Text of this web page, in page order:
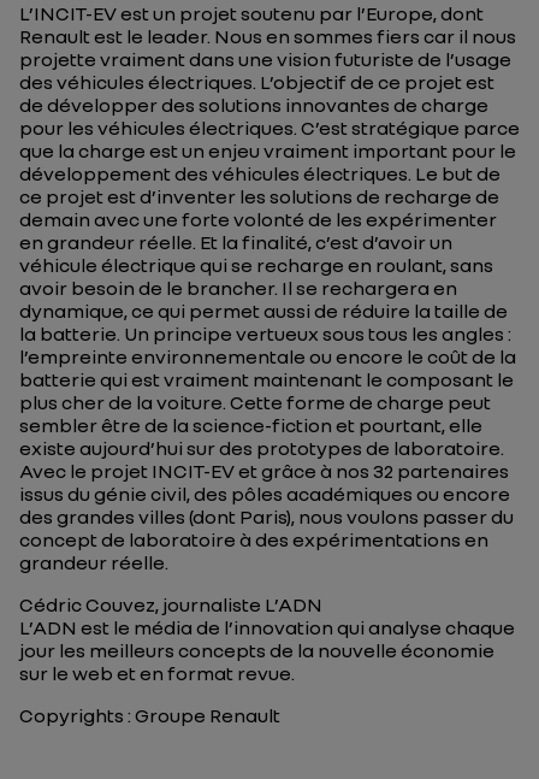
L’INCIT-EV est un projet soutenu par l’Europe, dont
Renault est le leader. Nous en sommes fiers car il nous
projette vraiment dans une vision futuriste de l’usage
des véhicules électriques. L’objectif de ce projet est
de développer des solutions innovantes de charge
pour les véhicules électriques. C’est stratégique parce
que la charge est un enjeu vraiment important pour le
développement des véhicules électriques. Le but de
ce projet est d’inventer les solutions de recharge de
demain avec une forte volonté de les expérimenter
en grandeur réelle. Et la finalité, c’est d’avoir un
véhicule électrique qui se recharge en roulant, sans
avoir besoin de le brancher. Il se rechargera en
dynamique, ce qui permet aussi de réduire la taille de
la batterie. Un principe vertueux sous tous les angles :
l’empreinte environnementale ou encore le coût de la
batterie qui est vraiment maintenant le composant le
plus cher de la voiture. Cette forme de charge peut
sembler être de la science-fiction et pourtant, elle
existe aujourd’hui sur des prototypes de laboratoire.
Avec le projet INCIT-EV et grâce à nos 32 partenaires
issus du génie civil, des pôles académiques ou encore
des grandes villes (dont Paris), nous voulons passer du
concept de laboratoire à des expérimentations en
grandeur réelle.
Cédric Couvez, journaliste L’ADN
L’ADN est le média de l’innovation qui analyse chaque
jour les meilleurs concepts de la nouvelle économie
sur le web et en format revue.
Copyrights : Groupe Renault